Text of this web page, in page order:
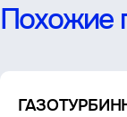
Похожие